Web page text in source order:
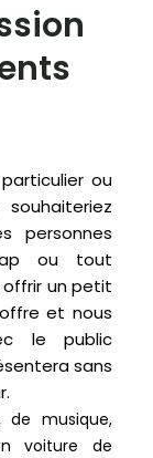
ou
personnes
ou tout
un petit
et nous
le public
sans
de musique,
voiture de